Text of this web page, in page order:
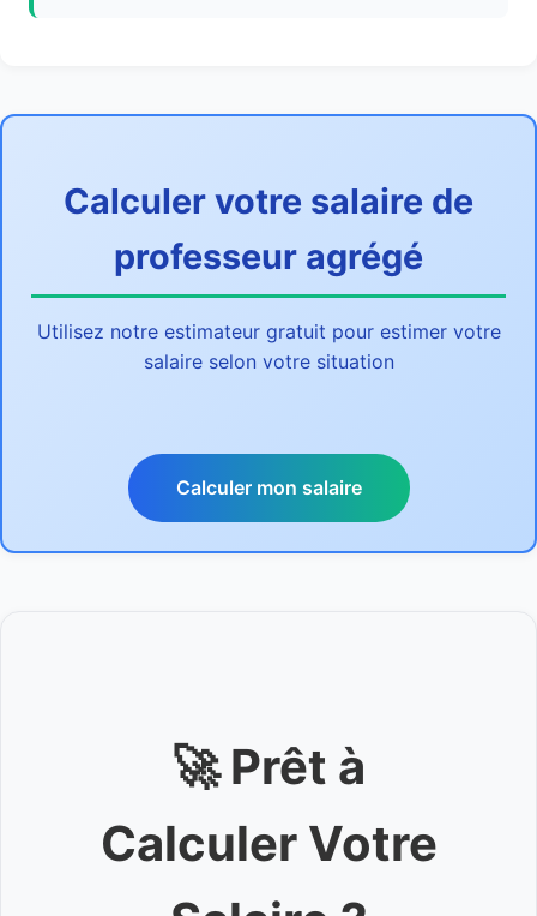
Calculer votre salaire de
professeur agrégé
Utilisez notre estimateur gratuit pour estimer votre
salaire selon votre situation
Calculer mon salaire
🚀 Prêt à
Calculer Votre